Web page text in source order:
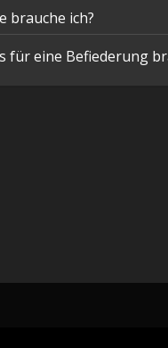
brauche ich?
für eine Befiederung